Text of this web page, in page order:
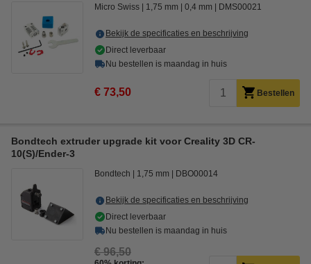
Micro Swiss 1,75 mm 0,4 mm DMS00021
Bekijk de specificaties en beschrijving
Direct leverbaar
Nu bestellen is maandag in huis
€ 73,50 Bestellen
Bondtech extruder upgrade kit voor Creality 3D CR-
10(S)/Ender-3
Bondtech 1,75 mm DBO00014
Bekijk de specificaties en beschrijving
Direct leverbaar
Nu bestellen is maandag in huis
€ 96,50